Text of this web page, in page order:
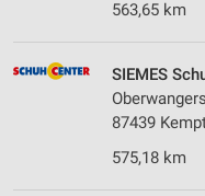
563,65 km
SIEMES
87439
575,18 km